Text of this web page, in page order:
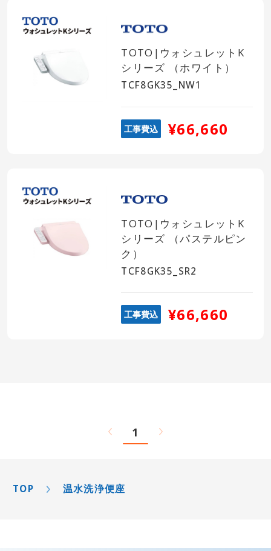
TOTO|ウォシュレットK
シリーズ （ホワイト）
TCF8GK35_NW1
工事費込 ¥66,660
TOTO|ウォシュレットK
シリーズ （パステルピン
ク）
TCF8GK35_SR2
工事費込 ¥66,660
1
TOP 温水洗浄便座
条件を指定して探す
温水洗浄便座"トイレ室内 コンセン
必須
温水洗浄便座リモコン